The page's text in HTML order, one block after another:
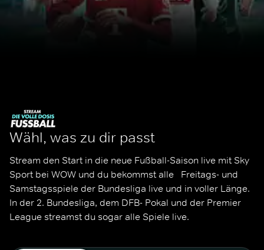
Wähl, was zu dir passt
Stream den Start in die neue Fußball-Saison live mit Sky
Sport bei WOW und du bekommst alle   Freitags- und
Samstagsspiele der Bundesliga live und in voller Länge.
In der 2. Bundesliga, dem DFB- Pokal und der Premier
League streamst du sogar alle Spiele live.